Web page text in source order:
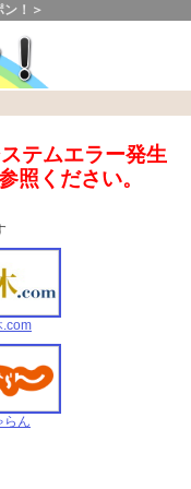
！＞
テムエラー発生
照ください。
.com
らん